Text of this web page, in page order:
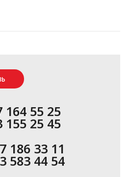
164 55 25
155 25 45
186 33 11
583 44 54